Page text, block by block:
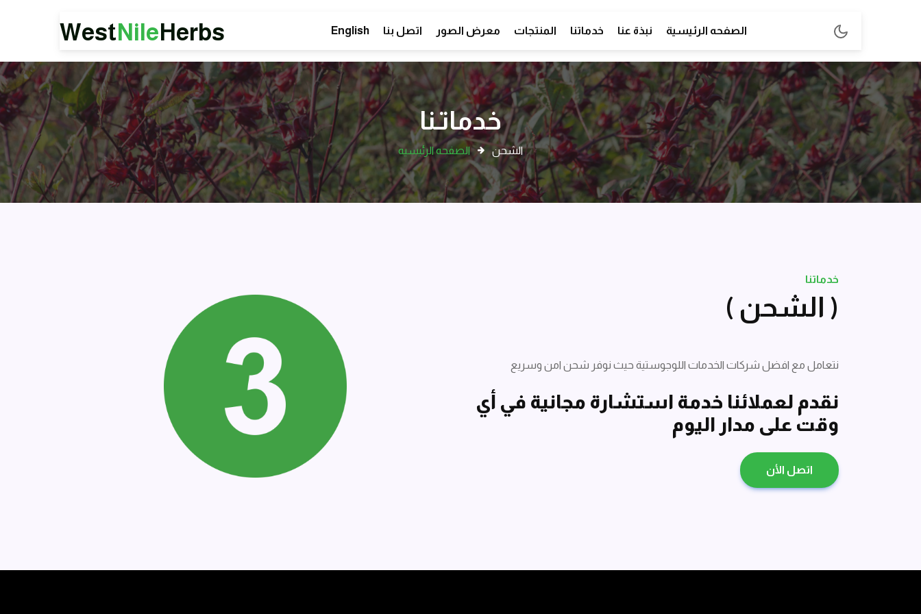
WestNileHerbs English اتصل بنا معرض الصور المنتجات خدماتنا نبذة عنا الصفحه الرئيسية
خدماتـنا
الصفحه الرئيسيه الشحن
خدماتنا
( الشحن )
نتعامل مع افضل شركات الخدمات اللوجوستية حيث نوفر شحن امن وسريع
نقدم لعملائنا خدمة استشارة مجانية في أي
وقت على مدار اليوم
اتصل الأن